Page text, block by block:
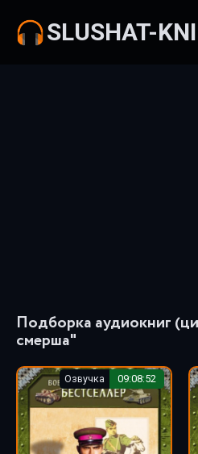
Подборка аудиокниг
смерша"
Озвучка 09:08:52